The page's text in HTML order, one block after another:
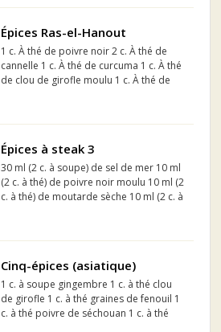
Épices Ras-el-Hanout
1 c. À thé de poivre noir 2 c. À thé de
cannelle 1 c. À thé de curcuma 1 c. À thé
de clou de girofle moulu 1 c. À thé de
fenugrec (ou de cari) 1 c. À thé de
Épices à steak 3
30 ml (2 c. à soupe) de sel de mer 10 ml
(2 c. à thé) de poivre noir moulu 10 ml (2
c. à thé) de moutarde sèche 10 ml (2 c. à
poudre d'ail 2,5 ml (½ c. à thé) de cumin
Cinq-épices (asiatique)
1 c. à soupe gingembre 1 c. à thé clou
de girofle 1 c. à thé graines de fenouil 1
c. à thé poivre de séchouan 1 c. à thé